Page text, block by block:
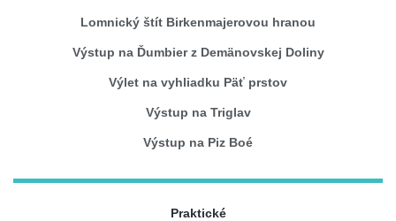
Lomnický štít Birkenmajerovou hranou
Výstup na Ďumbier z Demänovskej Doliny
Výlet na vyhliadku Päť prstov
Výstup na Triglav
Výstup na Piz Boé
Praktické